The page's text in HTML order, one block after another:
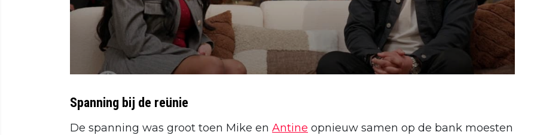
Spanning bij de reünie
De spanning was groot toen Mike en Antine opnieuw samen op de bank moesten